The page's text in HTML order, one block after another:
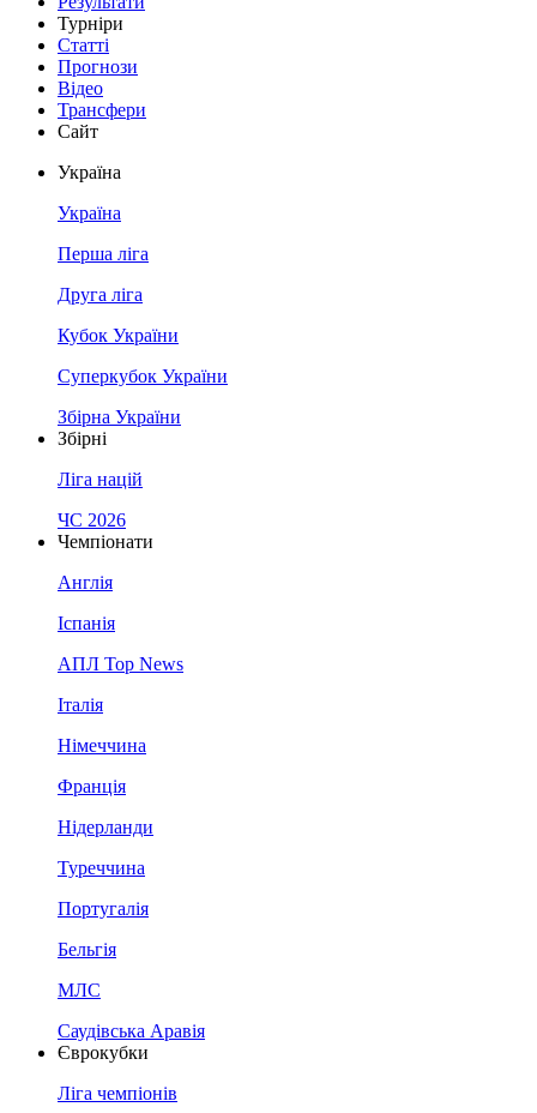
Турніри
Статті
Прогнози
Відео
Трансфери
Сайт
Україна
Україна
Перша ліга
Друга ліга
Кубок України
Суперкубок України
Збірна України
Збірні
Ліга націй
ЧС 2026
Чемпіонати
Англія
Іспанія
АПЛ Top News
Італія
Німеччина
Франція
Нідерланди
Туреччина
Португалія
Бельгія
МЛС
Саудівська Аравія
Єврокубки
Ліга чемпіонів